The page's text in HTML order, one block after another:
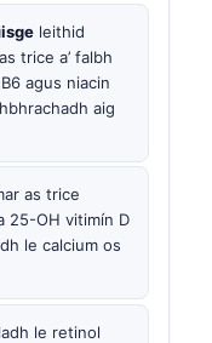
leithid
trice a’ falbh
agus niacin
aig
as trice
25-OH vitimín D
le calcium os
le retinol